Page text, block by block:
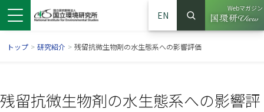
EN
サイト内検索
検索
Webマガジン
（別ウイ
トップ > 研究紹介 > 残留抗微生物剤の水生態系への影響評価
残留抗微生物剤の水生態系への影響評